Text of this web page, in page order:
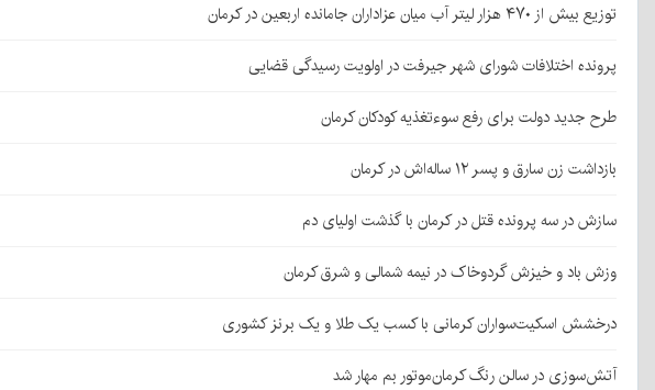
توزیع بیش از ۴۷۰ هزار لیتر آب میان عزاداران جامانده اربعین در کرمان
پرونده اختلافات شورای شهر جیرفت در اولویت رسیدگی قضایی
طرح جدید دولت برای رفع سوءتغذیه کودکان کرمان
بازداشت زن سارق و پسر ۱۲ ساله‌اش در کرمان
سازش در سه پرونده قتل در کرمان با گذشت اولیای دم
وزش باد و خیزش گردوخاک در نیمه شمالی و شرق کرمان
درخشش اسکیت‌سواران کرمانی با کسب یک طلا و یک برنز کشوری
آتش‌سوزی در سالن رنگ کرمان‌موتور بم مهار شد